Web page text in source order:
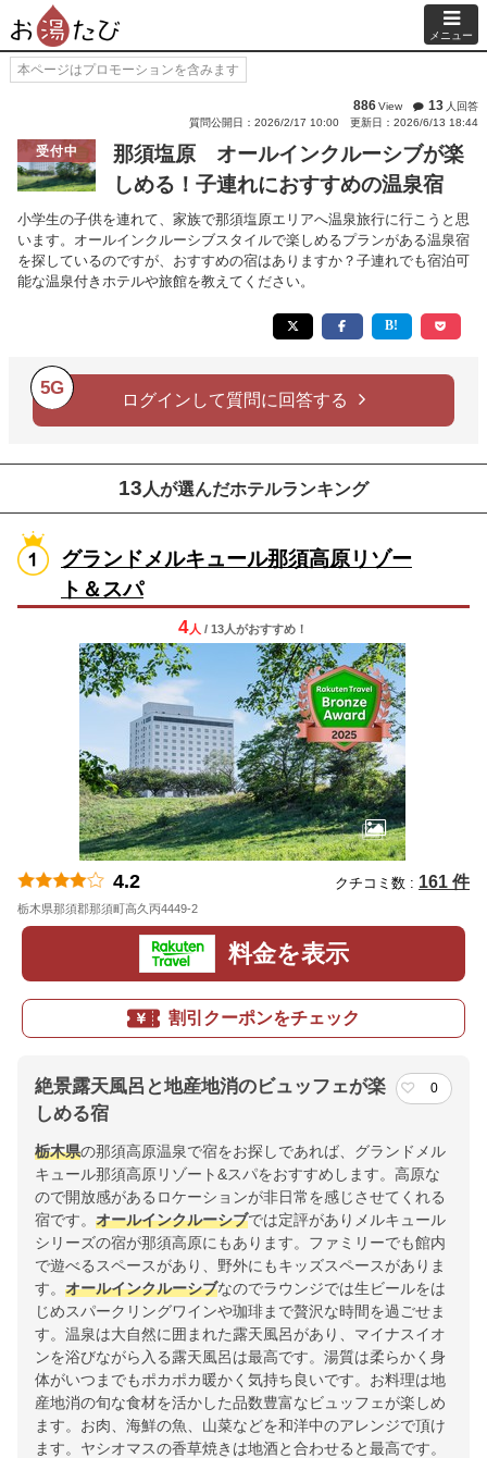
メニュー
本ページはプロモーションを含みます
886View 13 人回答
質問公開日：2026/2/17 10:00
更新日：2026/6/13 18:44
受付中
那須塩原 オールインクルーシブが楽
しめる！子連れにおすすめの温泉宿
小学生の子供を連れて、家族で那須塩原エリアへ温泉旅行に行こうと思
います。オールインクルーシブスタイルで楽しめるプランがある温泉宿
を探しているのですが、おすすめの宿はありますか？子連れでも宿泊可
能な温泉付きホテルや旅館を教えてください。
5G
ログインして質問に回答する
13 人が選んだホテルランキング
グランドメルキュール那須高原リゾー
ト＆スパ
4人 / 13人がおすすめ！
4.2 クチコミ数 : 161 件
栃木県那須郡那須町高久丙4449-2
料金を表示
割引クーポンをチェック
絶景露天風呂と地産地消のビュッフェが楽
しめる宿
0
栃木県の那須高原温泉で宿をお探しであれば、グランドメル
キュール那須高原リゾート&スパをおすすめします。高原な
ので開放感があるロケーションが非日常を感じさせてくれる
宿です。 オールインクルーシブでは定評がありメルキュール
シリーズの宿が那須高原にもあります。ファミリーでも館内
で遊べるスペースがあり、野外にもキッズスペースがありま
す。 オールインクルーシブなのでラウンジでは生ビールをは
じめスパークリングワインや珈琲まで贅沢な時間を過ごせま
す。温泉は大自然に囲まれた露天風呂があり、マイナスイオ
ンを浴びながら入る露天風呂は最高です。湯質は柔らかく身
体がいつまでもポカポカ暖かく気持ち良いです。お料理は地
産地消の旬な食材を活かした品数豊富なビュッフェが楽しめ
ます。お肉、海鮮の魚、山菜などを和洋中のアレンジで頂け
ます。ヤシオマスの香草焼きは地酒と合わせると最高です。